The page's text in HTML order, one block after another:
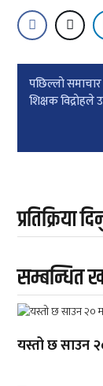
Post
पछिल्लाे समाचार
शिक्षक विद्राेहले
प्रतिक्रिया
सम्बन्धित
यस्तो छ साउन